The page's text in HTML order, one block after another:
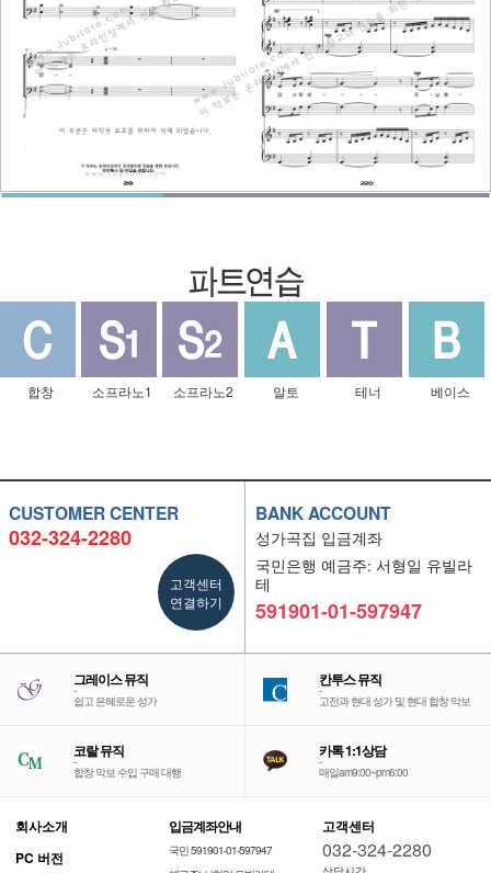
합창 소프라노1 소프라노2 알토 테너 베이스
CUSTOMER CENTER
032-324-2280
고객센터
연결하기
BANK ACCOUNT
성가곡집 입금계좌
국민은행 예금주: 서형일 유빌라
테
591901-01-597947
그레이스 뮤직
-
쉽고 은혜로운 성가
칸투스 뮤직
-
고전과 현대 성가 및 현대 합창 악보
코랄 뮤직
-
합창 악보 수입 구매 대행
카톡 1:1상담
-
매일am9:00~pm6:00
회사소개
PC 버전
입금계좌안내
국민 591901-01-597947
고객센터
032-324-2280